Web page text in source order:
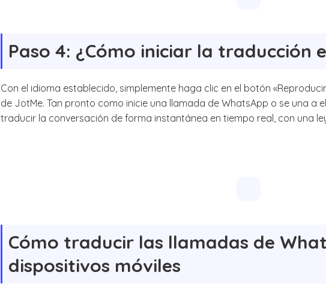
Paso 4: ¿Cómo iniciar la traducción
Con el idioma establecido, simplemente haga clic en el botón
de JotMe. Tan pronto como inicie una llamada de WhatsApp o se una a
traducir la conversación de forma instantánea en tiempo real, con una
Cómo traducir las llamadas de
dispositivos móviles